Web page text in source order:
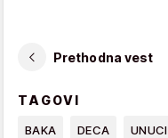
Prethodna vest
TAGOVI
BAKA DECA UNUCI